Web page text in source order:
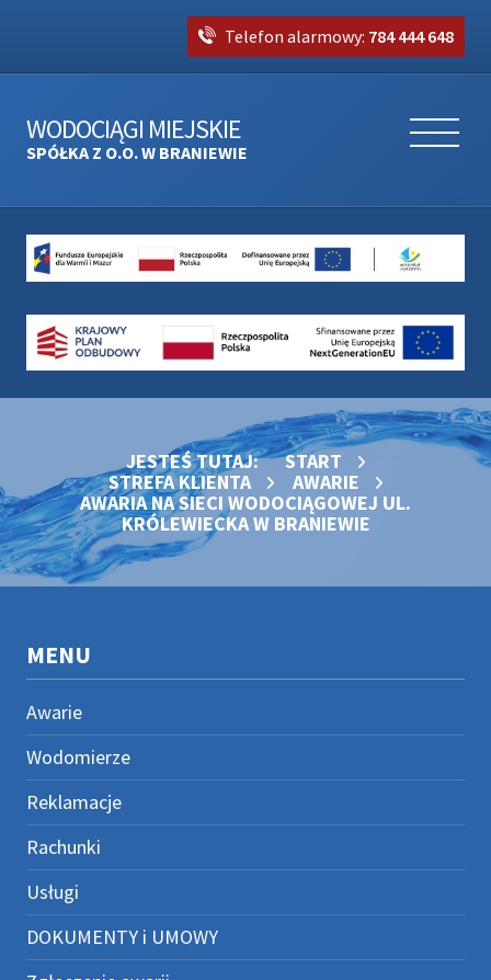
Telefon alarmowy: 784 444 648
WODOCIĄGI MIEJSKIE
SPÓŁKA Z O.O. W BRANIEWIE
JESTEŚ TUTAJ:
START
STREFA KLIENTA
AWARIE
AWARIA NA SIECI WODOCIĄGOWEJ UL.
KRÓLEWIECKA W BRANIEWIE
MENU
Awarie
Wodomierze
Reklamacje
Rachunki
Usługi
DOKUMENTY i UMOWY